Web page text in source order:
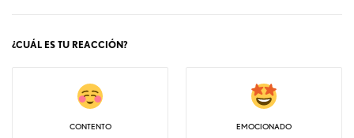
¿CUÁL ES TU REACCIÓN?
CONTENTO EMOCIONADO